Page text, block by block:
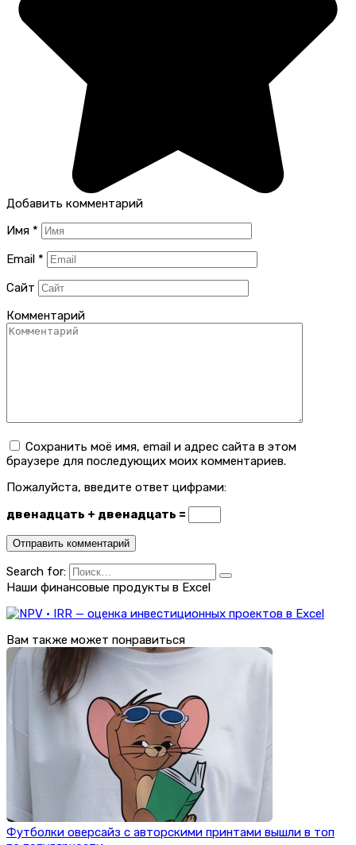
Добавить комментарий
Имя *
Email *
Сайт
Комментарий
Сохранить моё имя, email и адрес сайта в этом
браузере для последующих моих комментариев.
Пожалуйста, введите ответ цифрами:
двенадцать + двенадцать =
Search for:
Наши финансовые продукты в Excel
Вам также может понравиться
Футболки оверсайз с авторскими принтами вышли в топ